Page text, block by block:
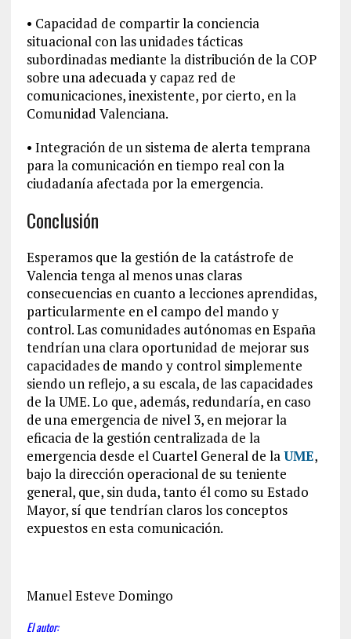
• Capacidad de compartir la conciencia
situacional con las unidades tácticas
subordinadas mediante la distribución de la COP
sobre una adecuada y capaz red de
comunicaciones, inexistente, por cierto, en la
Comunidad Valenciana.
• Integración de un sistema de alerta temprana
para la comunicación en tiempo real con la
ciudadanía afectada por la emergencia.
Conclusión
Esperamos que la gestión de la catástrofe de
Valencia tenga al menos unas claras
consecuencias en cuanto a lecciones aprendidas,
particularmente en el campo del mando y
control. Las comunidades autónomas en España
tendrían una clara oportunidad de mejorar sus
capacidades de mando y control simplemente
siendo un reflejo, a su escala, de las capacidades
de la UME. Lo que, además, redundaría, en caso
de una emergencia de nivel 3, en mejorar la
eficacia de la gestión centralizada de la
emergencia desde el Cuartel General de laUME,
bajo la dirección operacional de su teniente
general, que, sin duda, tanto él como su Estado
Mayor, sí que tendrían claros los conceptos
expuestos en esta comunicación.
Manuel Esteve Domingo
El autor: